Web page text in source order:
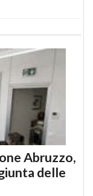
Abruzzo,
delle